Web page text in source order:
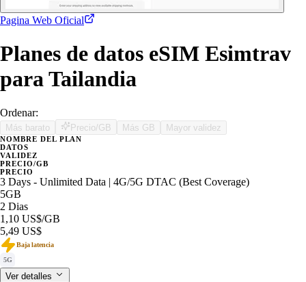
Pagina Web Oficial
Planes de datos eSIM Esimtrav
para Tailandia
Ordenar:
Más barato Precio/GB Más GB Mayor validez
NOMBRE DEL PLAN
DATOS
VALIDEZ
PRECIO/GB
PRECIO
3 Days - Unlimited Data | 4G/5G DTAC (Best Coverage)
5GB
2 Dias
1,10 US$/GB
5,49 US$
Baja latencia
5G
Ver detalles